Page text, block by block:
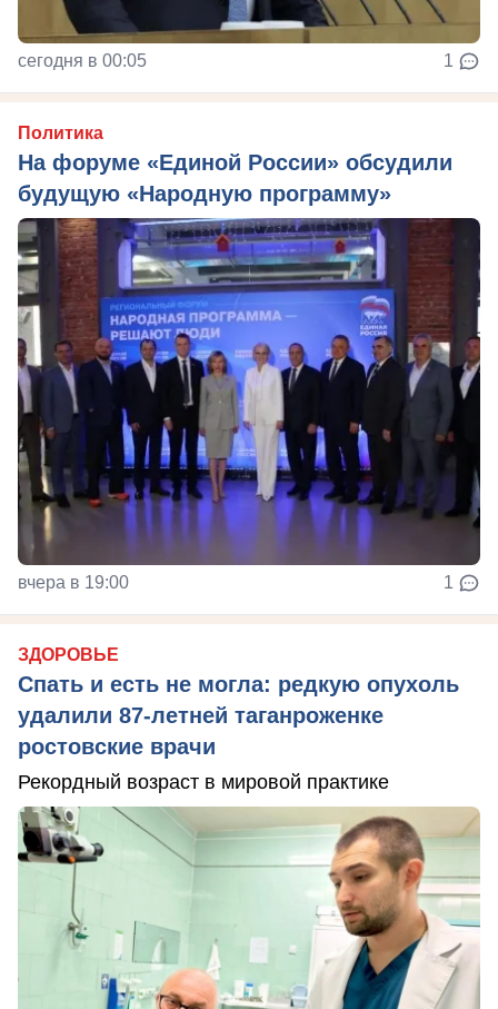
сегодня в 00:05 1
Политика
На форуме «Единой России» обсудили
будущую «Народную программу»
вчера в 19:00 1
ЗДОРОВЬЕ
Спать и есть не могла: редкую опухоль
удалили 87-летней таганроженке
ростовские врачи
Рекордный возраст в мировой практике